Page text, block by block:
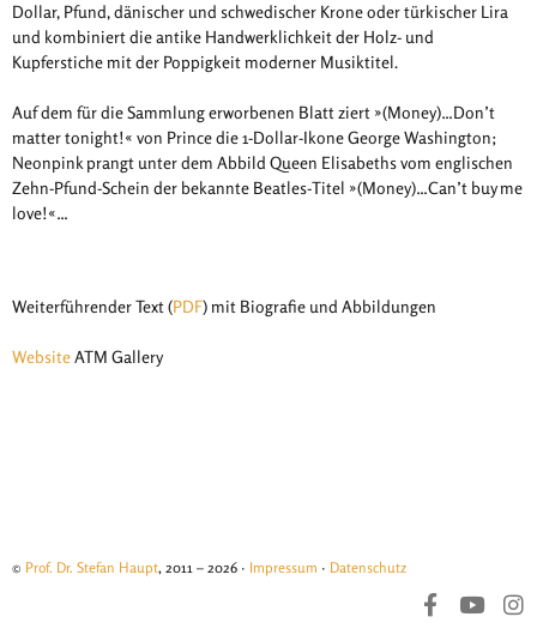
Dollar, Pfund, dänischer und schwedischer Krone oder türkischer Lira
und kombiniert die antike Handwerklichkeit der Holz- und
Kupferstiche mit der Poppigkeit moderner Musiktitel.
Auf dem für die Sammlung erworbenen Blatt ziert »(Money)…Don’t
matter tonight!« von Prince die 1-Dollar-Ikone George Washington;
Neonpink prangt unter dem Abbild Queen Elisabeths vom englischen
Zehn-Pfund-Schein der bekannte Beatles-Titel »(Money)…Can’t buy me
love!«…
Weiterführender Text (PDF) mit Biografie und Abbildungen
WebsiteATM Gallery
© Prof. Dr. Stefan Haupt, 2011 – 2026 · Impressum · Datenschutz